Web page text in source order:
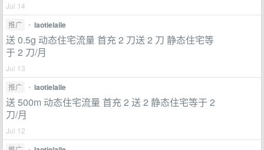
Jul 14
推广
• laotielaile
送 0.5g 动态住宅流量 首充 2 刀送 2 刀 静态住宅等
于 2 刀/月
Jul 13
推广
• laotielaile
送 500m 动态住宅流量 首充 2 送 2 静态住宅等于 2
刀/月
Jul 12